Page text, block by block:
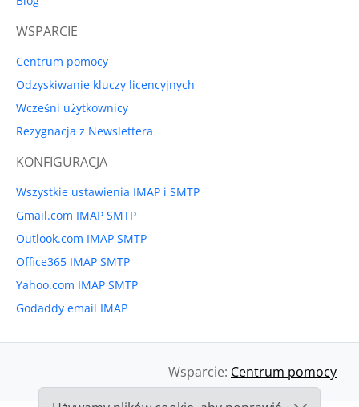
WSPARCIE
Centrum pomocy
Odzyskiwanie kluczy licencyjnych
Wcześni użytkownicy
Rezygnacja z Newslettera
KONFIGURACJA
Wszystkie ustawienia IMAP i SMTP
Gmail.com IMAP SMTP
Outlook.com IMAP SMTP
Office365 IMAP SMTP
Yahoo.com IMAP SMTP
Godaddy email IMAP
Wsparcie: Centrum pomocy